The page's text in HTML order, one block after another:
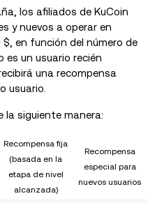
los afiliados de KuCoin
y nuevos a operar en
en función del número de
es un usuario recién
una recompensa
usuario.
la siguiente manera:
Recompensa fija
(basada en la
etapa de nivel
alcanzada)
Recompensa
especial para
nuevos usuarios